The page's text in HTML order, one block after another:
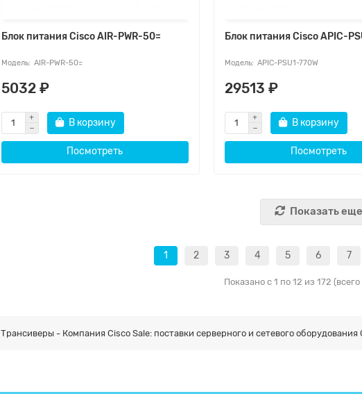
Блок питания Cisco AIR-PWR-50=
AIR-PWR-50=
5032 ₽
В корзину
Посмотреть
Блок питания Cisco APIC-
APIC-PSU1-770W
29513 ₽
В корзину
Посмотреть
Показать еще
1 2 3 4 5 6 7
Показано с 1 по 12 из 172
Трансиверы - Компания Cisco Sale: поставки серверного и сетевого